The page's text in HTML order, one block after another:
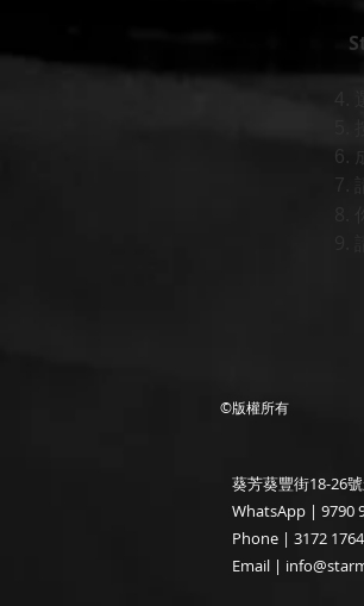
4.
5.
6.
7.
8.
9.
©版權所有
葵芳葵豐街18-26
WhatsApp | 9790
Phone | 3172 1764
Email |